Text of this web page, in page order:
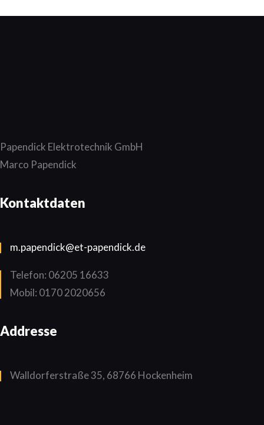
Papendick Elektrotechnik GmbH
Marco Papendick
Kontaktdaten
m.papendick@et-papendick.de
Telefon: 06205 16633
Mobil: 0170 2020656
Addresse
Walldorferstraße 35, 68766 Hockenheim